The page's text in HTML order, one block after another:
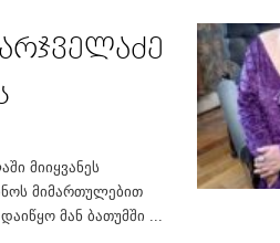
მიიყვანეს
მიმართულებით
მან ბათუმში ...